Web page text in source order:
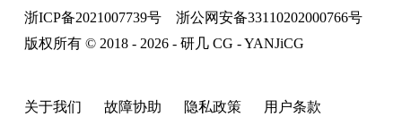
浙ICP备2021007739号
浙公网安备33110202000766号
版权所有 © 2018 - 2026 - 研几 CG - YANJiCG
关于我们 故障协助 隐私政策 用户条款